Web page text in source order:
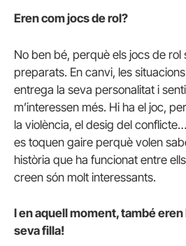
Eren com jocs de rol?
No ben bé, perquè els jocs de rol
preparats. En canvi, les
entrega la seva personalitat i
m’interessen més. Hi ha el joc,
la violència, el desig del
es toquen gaire perquè volen
història que ha funcionat entre
creen són molt interessants.
I en aquell moment, també
seva filla!